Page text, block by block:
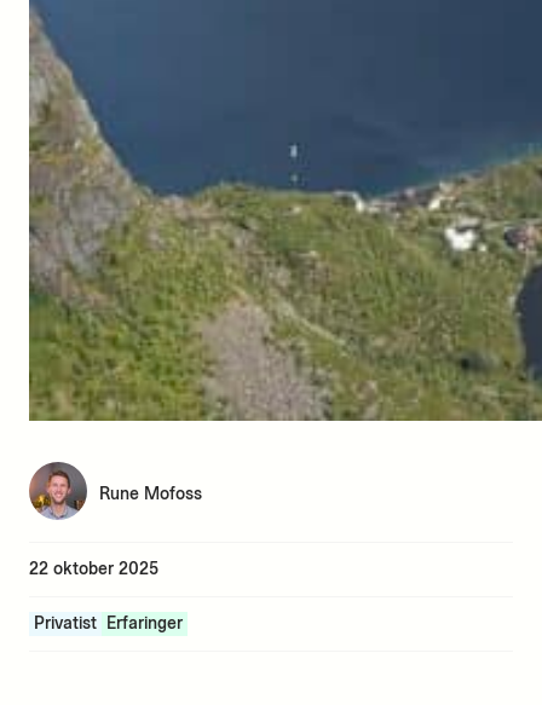
Rune Mofoss
22 oktober 2025
Privatist Erfaringer